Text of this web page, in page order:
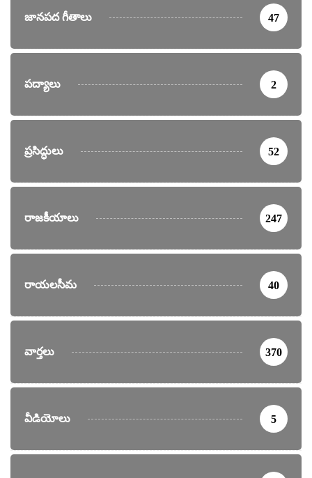
జానపద గీతాలు 47
పద్యాలు 2
ప్రసిద్ధులు 52
రాజకీయాలు 247
రాయలసీమ 40
వార్తలు 370
వీడియోలు 5